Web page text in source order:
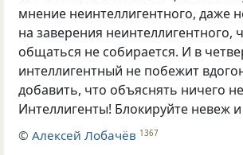
мнение неинтеллигентного, даже
на заверения неинтеллигентного,
общаться не собирается. И в
интеллигентный не побежит
добавить, что объяснять ничего
Интеллигенты! Блокируйте невеж
©Алексей Лобачёв 1367